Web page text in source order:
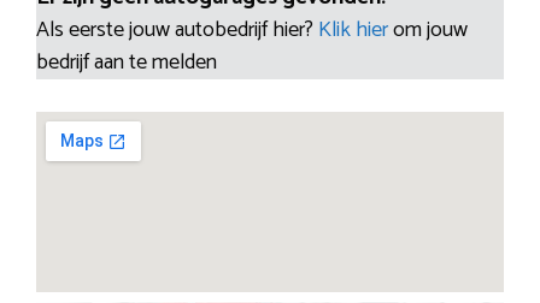
Als eerste jouw autobedrijf hier? Klik hierom jouw
bedrijf aan te melden